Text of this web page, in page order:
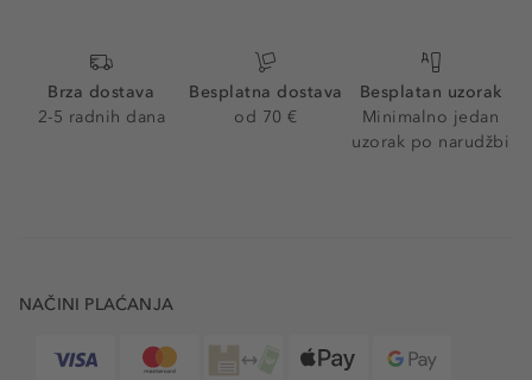
Brza dostava
2-5 radnih dana
Besplatna dostava
od 70 €
Besplatan uzorak
Minimalno jedan
uzorak po narudžbi
NAČINI PLAĆANJA